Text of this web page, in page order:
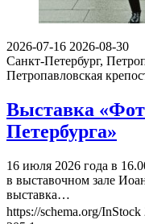
2026-07-16 2026-08-30
Санкт-Петербург,
Петропавловская
Выставка
Петербурга»
16 июля 2026 года в
в выставочном зале
выставка…
https://schema.org/InStock